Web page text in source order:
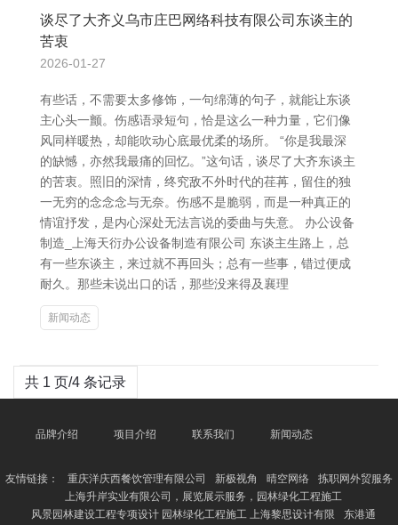
谈尽了大齐义乌市庄巴网络科技有限公司东谈主的
苦衷
2026-01-27
有些话，不需要太多修饰，一句绵薄的句子，就能让东谈
主心头一颤。伤感语录短句，恰是这么一种力量，它们像
风同样暖热，却能吹动心底最优柔的场所。 “你是我最深
的缺憾，亦然我最痛的回忆。”这句话，谈尽了大齐东谈主
的苦衷。照旧的深情，终究敌不外时代的荏苒，留住的独
一无穷的念念念与无奈。伤感不是脆弱，而是一种真正的
情谊抒发，是内心深处无法言说的委曲与失意。 办公设备
制造_上海天衍办公设备制造有限公司 东谈主生路上，总
有一些东谈主，来过就不再回头；总有一些事，错过便成
耐久。那些未说出口的话，那些没来得及襄理
新闻动态
共 1 页/4 条记录
品牌介绍 项目介绍 联系我们 新闻动态
友情链接： 重庆洋庆西餐饮管理有限公司 新极视角 晴空网络
拣职网外贸服务
上海升岸实业有限公司，展览展示服务，园林绿化工程施工
风景园林建设工程专项设计 园林绿化工程施工 上海黎思设计有限
东港通